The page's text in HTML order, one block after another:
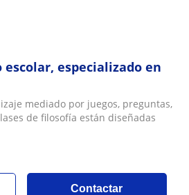
escolar, especializado en
mediado por juegos, preguntas,
de filosofía están diseñadas
Contactar